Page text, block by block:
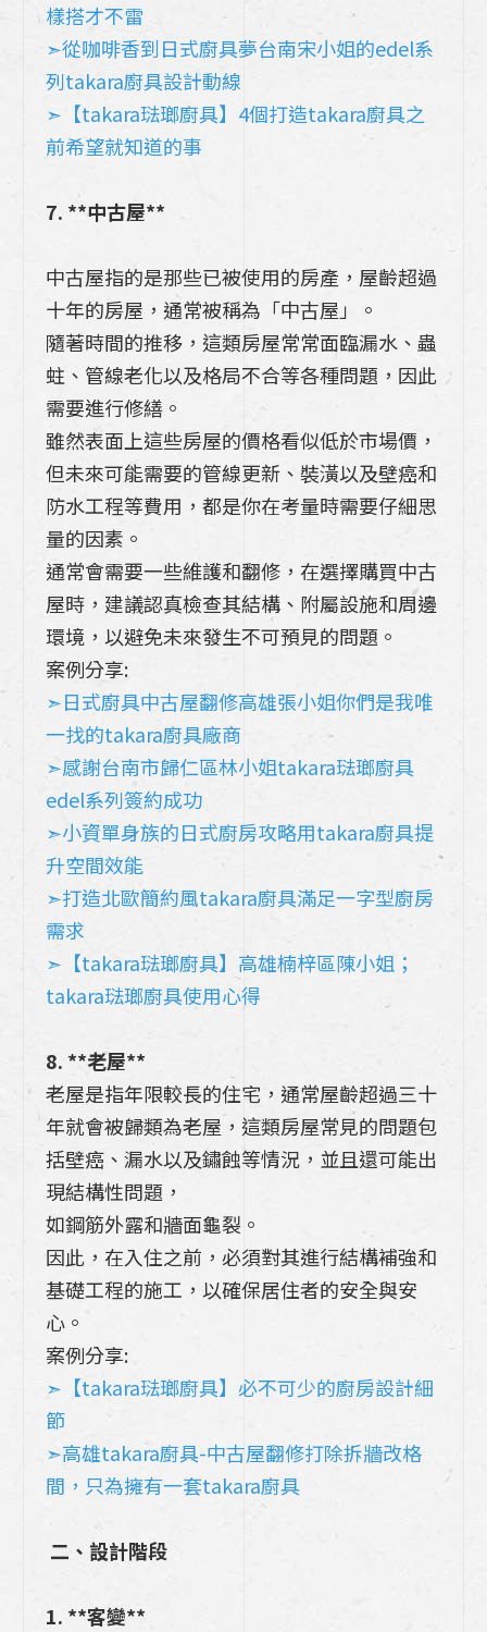
樣搭才不雷
➣從咖啡香到日式廚具夢台南宋小姐的edel系
列takara廚具設計動線
➣【takara琺瑯廚具】4個打造takara廚具之
前希望就知道的事
7. **中古屋**
中古屋指的是那些已被使用的房產，屋齡超過
十年的房屋，通常被稱為「中古屋」。
隨著時間的推移，這類房屋常常面臨漏水、蟲
蛀、管線老化以及格局不合等各種問題，因此
需要進行修繕。
雖然表面上這些房屋的價格看似低於市場價，
但未來可能需要的管線更新、裝潢以及壁癌和
防水工程等費用，都是你在考量時需要仔細思
量的因素。
通常會需要一些維護和翻修，在選擇購買中古
屋時，建議認真檢查其結構、附屬設施和周邊
環境，以避免未來發生不可預見的問題。
案例分享:
➣日式廚具中古屋翻修高雄張小姐你們是我唯
一找的takara廚具廠商
➣感謝台南市歸仁區林小姐takara琺瑯廚具
edel系列簽約成功
➣小資單身族的日式廚房攻略用takara廚具提
升空間效能
➣打造北歐簡約風takara廚具滿足一字型廚房
需求
➣【takara琺瑯廚具】高雄楠梓區陳小姐；
takara琺瑯廚具使用心得
8. **老屋**
老屋是指年限較長的住宅，通常屋齡超過三十
年就會被歸類為老屋，這類房屋常見的問題包
括壁癌、漏水以及鏽蝕等情況，並且還可能出
現結構性問題，
如鋼筋外露和牆面龜裂。
因此，在入住之前，必須對其進行結構補強和
基礎工程的施工，以確保居住者的安全與安
心。
案例分享:
➣【takara琺瑯廚具】必不可少的廚房設計細
節
➣高雄takara廚具-中古屋翻修打除拆牆改格
間，只為擁有一套takara廚具
二、設計階段
1. **客變**